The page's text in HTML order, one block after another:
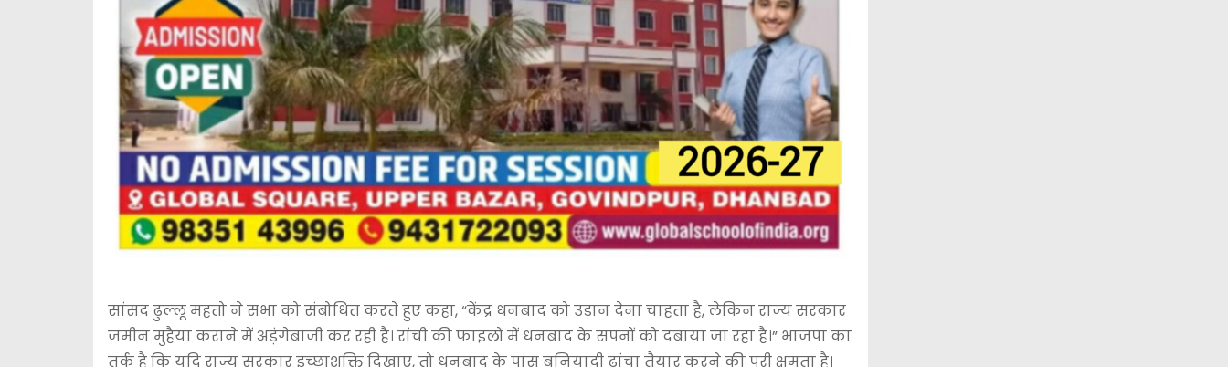
सांसद ढुल्लू महतो ने सभा को संबोधित करते हुए कहा, “केंद्र धनबाद को उड़ान देना चाहता है, लेकिन राज्य सरकार
जमीन मुहैया कराने में अड़ंगेबाजी कर रही है। रांची की फाइलों में धनबाद के सपनों को दबाया जा रहा है।” भाजपा का
तर्क है कि यदि राज्य सरकार इच्छाशक्ति दिखाए, तो धनबाद के पास बुनियादी ढांचा तैयार करने की पूरी क्षमता है।